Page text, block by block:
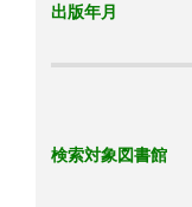
出版年月
検索対象図書館